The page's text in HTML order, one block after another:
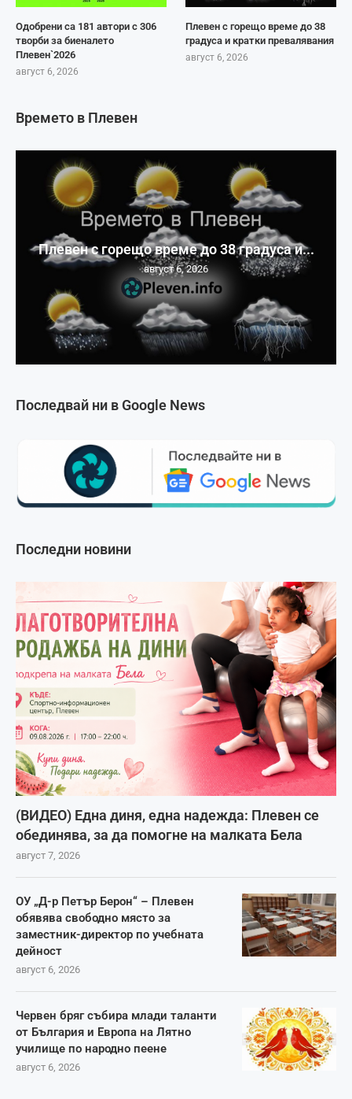
Последвай ни в Google News
Последни новини
(ВИДЕО) Една диня, една надежда: Плевен се
обединява, за да помогне на малката Бела
август 7, 2026
ОУ „Д-р Петър Берон“ – Плевен
обявява свободно място за
заместник-директор по учебната
дейност
август 6, 2026
Червен бряг събира млади таланти
от България и Европа на Лятно
училище по народно пеене
август 6, 2026
Одобрени са 181 автори с 306
творби за биеналето
Плевен`2026
август 6, 2026
Плевен с горещо време до 38
градуса и кратки превалявания
август 6, 2026
Времето в Плевен
Плевен с горещо време до 38 градуса и...
август 6, 2026